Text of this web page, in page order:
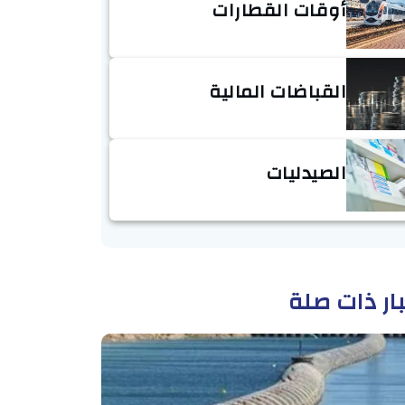
أوقات القطارات
القباضات المالية
الصيدليات
ذات صلة